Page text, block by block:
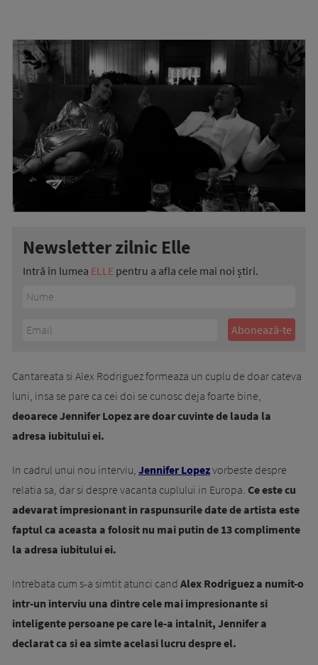
Newsletter zilnic Elle
Intră în lumea ELLE pentru a afla cele mai noi știri.
Cantareata si Alex Rodriguez formeaza un cuplu de doar cateva
luni, insa se pare ca cei doi se cunosc deja foarte bine,
deoarece Jennifer Lopez are doar cuvinte de lauda la
adresa iubitului ei.
In cadrul unui nou interviu, Jennifer Lopezvorbeste despre
relatia sa, dar si despre vacanta cuplului in Europa. Ce este cu
adevarat impresionant in raspunsurile date de artista este
faptul ca aceasta a folosit nu mai putin de 13 complimente
la adresa iubitului ei.
Intrebata cum s-a simtit atunci cand Alex Rodriguez a numit-o
intr-un interviu una dintre cele mai impresionante si
inteligente persoane pe care le-a intalnit, Jennifer a
declarat ca si ea simte acelasi lucru despre el.